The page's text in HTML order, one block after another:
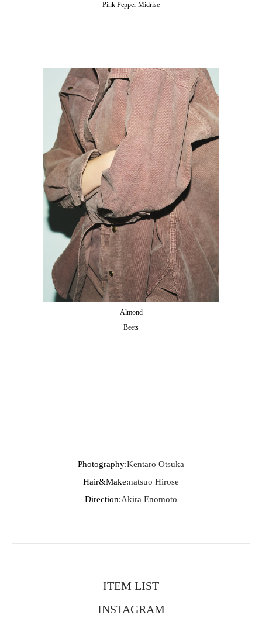
Pink Pepper Midrise
Almond
Beets
Photography:Kentaro Otsuka
Hair&Make:natsuo Hirose
Direction:Akira Enomoto
ITEM LIST
INSTAGRAM